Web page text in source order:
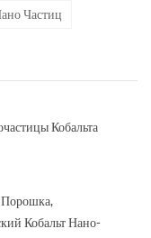
Частиц
Кобальта
Порошка,
Кобальт Нано-